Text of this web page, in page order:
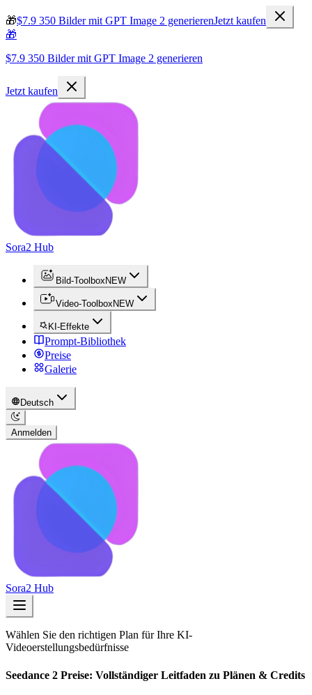
🎁$7.9 350 Bilder mit GPT Image 2 generierenJetzt kaufen
🎁
$7.9 350 Bilder mit GPT Image 2 generieren
Jetzt kaufen
Sora2 Hub
Bild-Toolbox NEW
Video-Toolbox NEW
KI-Effekte
Prompt-Bibliothek
Preise
Galerie
Deutsch
Anmelden
Sora2 Hub
Wählen Sie den richtigen Plan für Ihre KI-
Videoerstellungsbedürfnisse
Seedance 2 Preise: Vollständiger Leitfaden zu Plänen & Credits